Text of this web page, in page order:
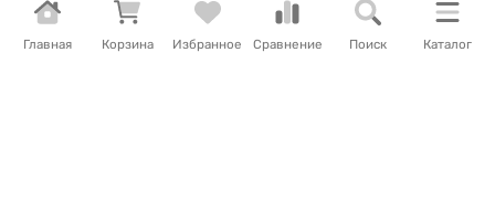
Главная Корзина Избранное Сравнение Поиск Каталог